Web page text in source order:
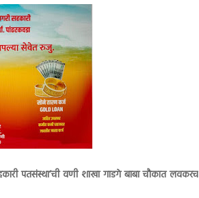
पतसंस्था’ची वणी शाखा गाडगे बाबा चौकात लवकरच